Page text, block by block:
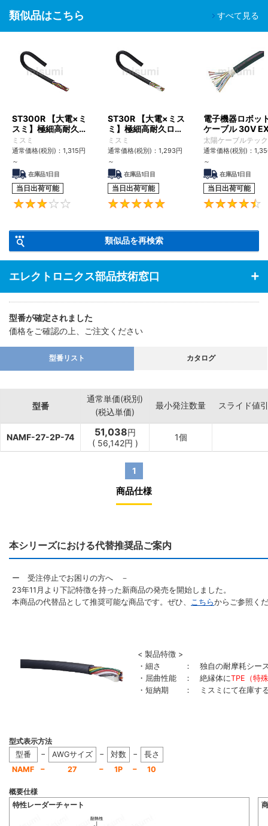
類似品はこちら すべて見る
ST300R 【大電×ミ
スミ】極細高耐久ロ
ボットケーブル（シ
ールド無・有）
ミスミ
通常価格(税別)： 1,315円
～
在庫品1日目
当日出荷可能
3
ST30R 【大電×ミス
ミ】極細高耐久ロボ
ットケーブル（シー
ルド無・有）
ミスミ
通常価格(税別)： 1,293円
～
在庫品1日目
当日出荷可能
5
電子機器ロボッ
ケーブル 30V
TypeII/20276
太陽ケーブルテック
通常価格(税別)：
～
在庫品1日目
当日出荷可能
類似品を再検索
エレクトロニクス部品技術窓口
型番が確定されました
価格をご確認の上、ご注文ください
型番リスト カタログ
型番
通常単価(税別)
(税込単価)
最小発注数量 スライド値引
NAMF-27-2P-74 51,038円
( 56,142円 )
1個
1
商品仕様
本シリーズにおける代替推奨品ご案内
ー 受注停止でお困りの方へ －
23年11月より下記特徴を持った新商品の発売を開始しました。
本商品の代替品として推奨可能な商品です。ぜひ、
こちらからご参照く
< 製品特徴 >
・細さ ： 独自の耐摩耗シース
・屈曲性能 ： 絶縁体にTPE（特
・短納期 ： ミスミにて在庫す
型式表示方法
型番
− AWGサイズ − 対数 −
長さ
NAMF
− 27 − 1P − 10
概要仕様
特性レーダーチャート